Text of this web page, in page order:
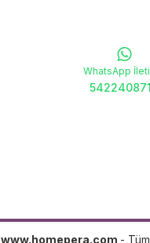
WhatsApp
www.homepera.com -